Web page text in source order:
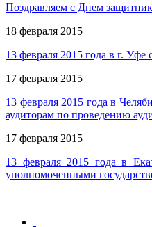
Поздравляем с Днем
18 февраля 2015
13 февраля 2015 года в г.
17 февраля 2015
13 февраля 2015 года в
аудиторам по проведению
17 февраля 2015
13 февраля 2015 года в
уполномоченными